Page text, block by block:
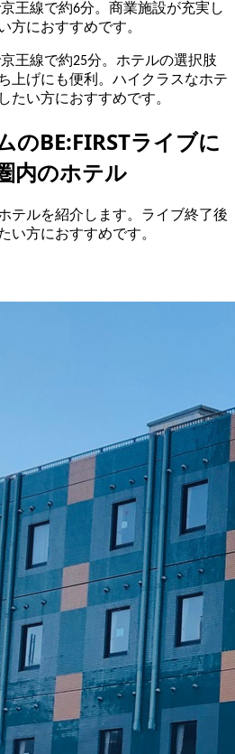
王線で約6分。商業施設が充実し
方におすすめです。
王線で約25分。ホテルの選択肢
上げにも便利。ハイクラスなホテ
たい方におすすめです。
のBE:FIRSTライブに
内のホテル
テルを紹介します。ライブ終了後
い方におすすめです。